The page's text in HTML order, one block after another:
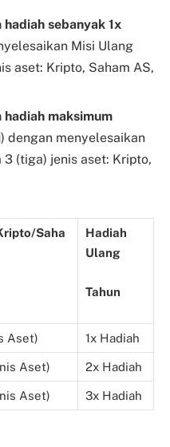
hadiah sebanyak 1x
Misi Ulang
aset: Kripto, Saham AS,
hadiah maksimum
) dengan menyelesaikan
3 (tiga) jenis aset: Kripto,
Saha
Hadiah
Ulang
Tahun
Aset) 1x Hadiah
Aset) 2x Hadiah
Aset) 3x Hadiah